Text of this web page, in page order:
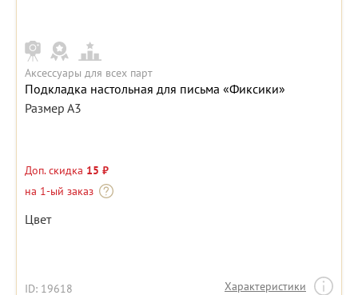
Аксессуары для всех парт
Подкладка настольная для письма «Фиксики»
Размер А3
Доп. скидка 15 ₽
на 1-ый заказ
Цвет
ID: 19618 Характеристики